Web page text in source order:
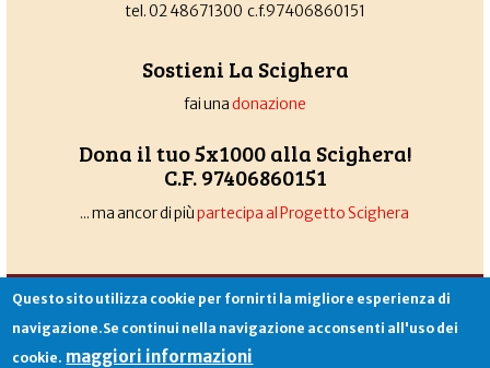
tel. 02 48671300 c.f.97406860151
Sostieni La Scighera
fai unadonazione
Dona il tuo 5x1000 alla Scighera!
C.F. 97406860151
... ma ancor di piùpartecipa al Progetto Scighera
Associazione La Scighera copyleft|cookies|privacy|login
Sito creato daAlekos.net
Questo sito utilizza cookie per fornirti la migliore esperienza di
navigazione.Se continui nella navigazione acconsenti all'uso dei
cookie. maggiori informazioni